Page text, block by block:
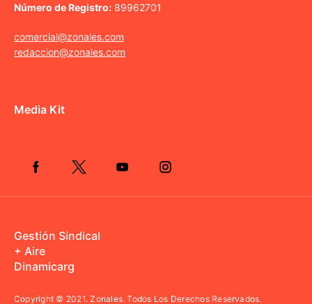
Número de Registro: 89962701
comercial@zonales.com
redaccion@zonales.com
Media Kit
Gestión Sindical
+ Aire
Dinamicarg
Copyright © 2021.Zonales. Todos Los Derechos Reservados.